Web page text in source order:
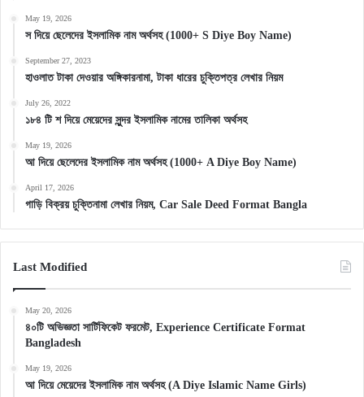
May 19, 2026
স দিয়ে ছেলেদের ইসলামিক নাম অর্থসহ (1000+ S Diye Boy Name)
September 27, 2023
হাওলাত টাকা দেওয়ার অঙ্গিকারনামা, টাকা ধারের চুক্তিপত্র লেখার নিয়ম
July 26, 2022
১৮৪ টি শ দিয়ে মেয়েদের সুন্দর ইসলামিক নামের তালিকা অর্থসহ
May 19, 2026
আ দিয়ে ছেলেদের ইসলামিক নাম অর্থসহ (1000+ A Diye Boy Name)
April 17, 2026
গাড়ি বিক্রয় চুক্তিনামা লেখার নিয়ম, Car Sale Deed Format Bangla
Last Modified
May 20, 2026
৪০টি অভিজ্ঞতা সার্টিফিকেট ফরমেট, Experience Certificate Format
Bangladesh
May 19, 2026
আ দিয়ে মেয়েদের ইসলামিক নাম অর্থসহ (A Diye Islamic Name Girls)